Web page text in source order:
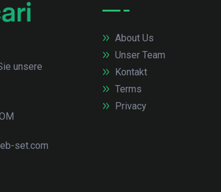
unsere
set.com
About Us
Unser Team
Kontakt
Terms
Privacy